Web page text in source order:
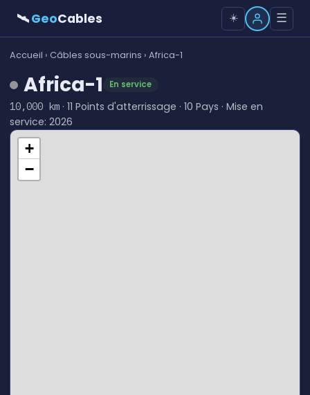
🛰GeoCables ☀️ ☰
Accueil › Câbles sous-marins › Africa-1
Africa-1 En service
10,000 km· 11 Points d'atterrissage · 10 Pays · Mise en
service: 2026
+
−